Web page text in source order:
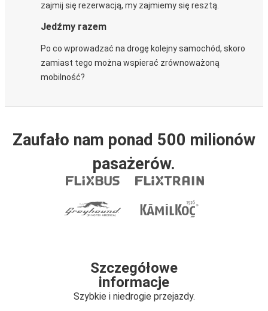
zajmij się rezerwacją, my zajmiemy się resztą.
Jedźmy razem
Po co wprowadzać na drogę kolejny samochód, skoro
zamiast tego można wspierać zrównoważoną
mobilność?
Zaufało nam ponad 500 milionów
pasażerów.
Szczegółowe
informacje
Szybkie i niedrogie przejazdy.